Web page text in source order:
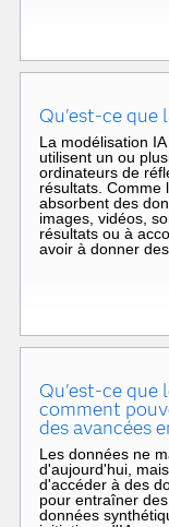
Qu'est-ce que
La modélisation
utilisent un ou
ordinateurs de
résultats. Comme
absorbent des
images, vidéos,
résultats ou à
avoir à donner
Qu'est-ce que
comment
des avancées
Les données ne
d'aujourd'hui,
d'accéder à des
pour entraîner
données